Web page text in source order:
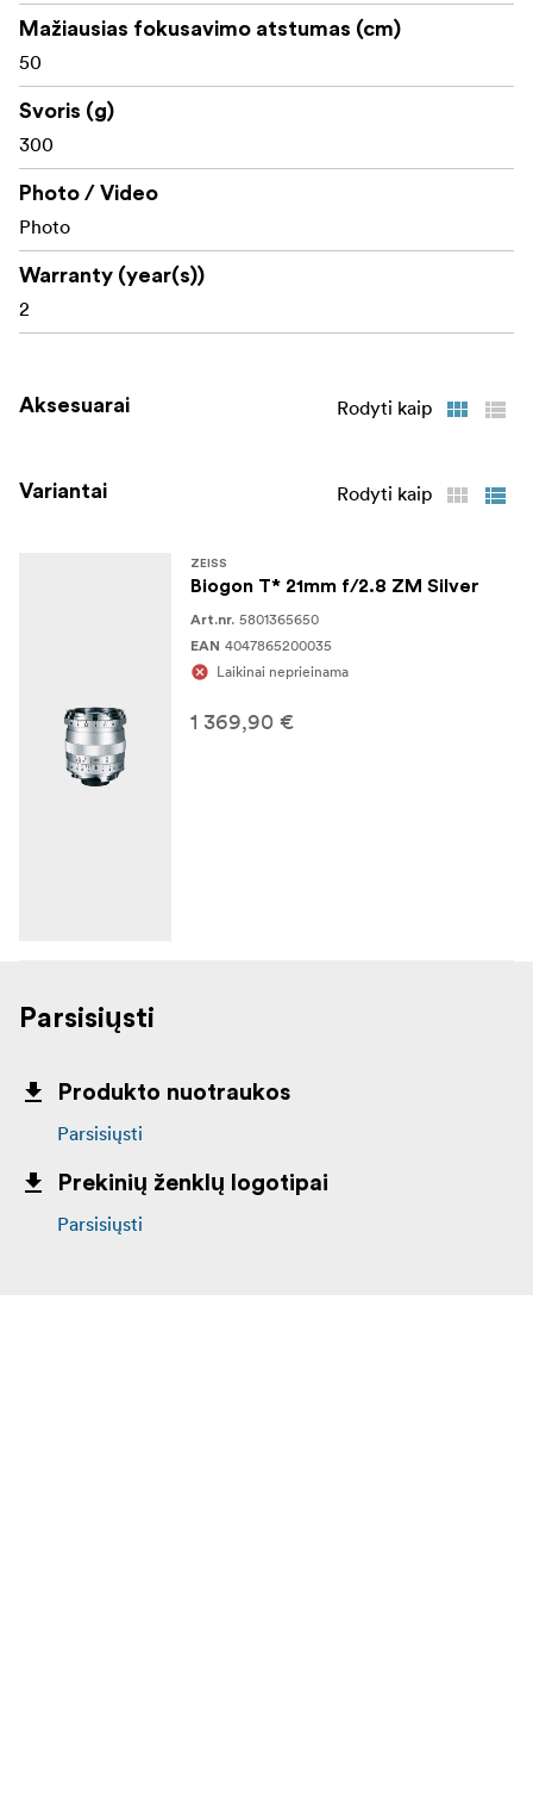
Mažiausias fokusavimo atstumas (cm)
50
Svoris (g)
300
Photo / Video
Photo
Warranty (year(s))
2
Aksesuarai Rodyti kaip
Variantai Rodyti kaip
ZEISS
Biogon T* 21mm f/2.8 ZM Silver
Art.nr. 5801365650
EAN 4047865200035
Laikinai neprieinama
1 369,90 €
Parsisiųsti
Produkto nuotraukos
Parsisiųsti
Prekinių ženklų logotipai
Parsisiųsti